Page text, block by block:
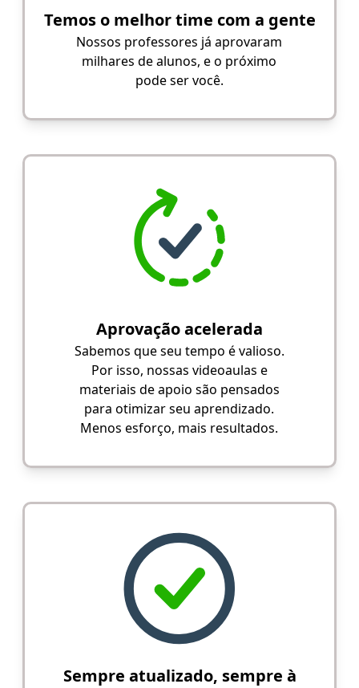
Temos o melhor time com a gente
Nossos professores já aprovaram
milhares de alunos, e o próximo
pode ser você.
Aprovação acelerada
Sabemos que seu tempo é valioso.
Por isso, nossas videoaulas e
materiais de apoio são pensados
para otimizar seu aprendizado.
Menos esforço, mais resultados.
Sempre atualizado, sempre à